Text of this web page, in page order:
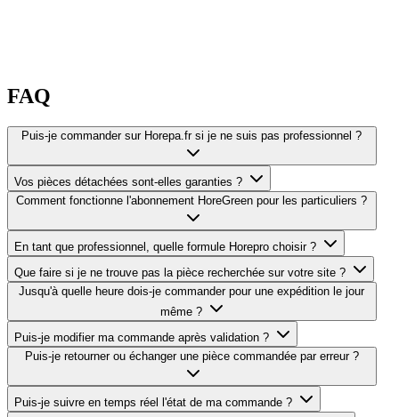
FAQ
Puis-je commander sur Horepa.fr si je ne suis pas professionnel ?
Vos pièces détachées sont-elles garanties ?
Comment fonctionne l'abonnement HoreGreen pour les particuliers ?
En tant que professionnel, quelle formule Horepro choisir ?
Que faire si je ne trouve pas la pièce recherchée sur votre site ?
Jusqu'à quelle heure dois-je commander pour une expédition le jour
même ?
Puis-je modifier ma commande après validation ?
Puis-je retourner ou échanger une pièce commandée par erreur ?
Puis-je suivre en temps réel l'état de ma commande ?